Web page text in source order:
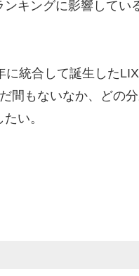
キングに影響してい
統合して誕生した
間もないなか、どの
い。